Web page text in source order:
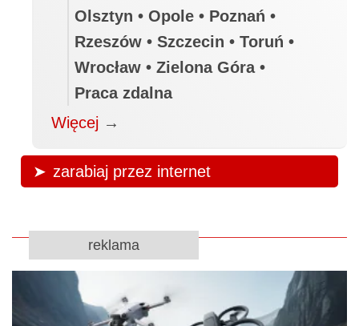
Olsztyn • Opole • Poznań •
Rzeszów • Szczecin • Toruń •
Wrocław • Zielona Góra •
Praca zdalna
Więcej →
zarabiaj przez internet
reklama